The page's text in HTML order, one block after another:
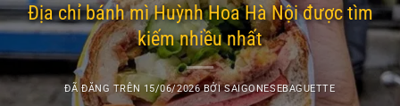
Địa chỉ bánh mì Huỳnh Hoa Hà Nội được tìm
kiếm nhiều nhất
ĐÃ ĐĂNG TRÊN 15/06/2026 BỞISAIGONESEBAGUETTE